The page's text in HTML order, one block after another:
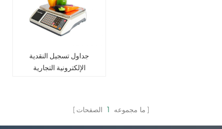
جداول تسجيل النقدية
الإلكترونية التجارية
ما مجموعه 1 الصفحات